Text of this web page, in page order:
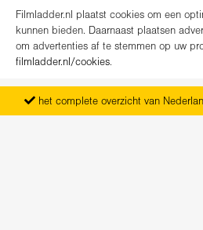
Filmladder.nl plaatst cookies om een
kunnen bieden. Daarnaast plaatsen
om advertenties af te stemmen op uw
filmladder.nl/cookies.
het complete overzicht van
vanaf maandag het